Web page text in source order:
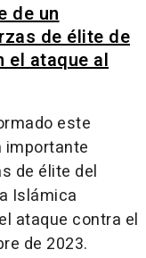
de un
de élite de
el ataque al
este
importante
de élite del
Islámica
ataque contra el
de 2023.